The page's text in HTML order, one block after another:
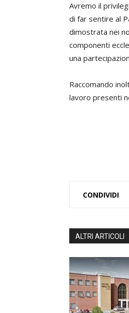
Avremo il
di far sentire al
dimostrata nei
componenti
una
Raccomando
lavoro presenti
CONDIVIDI
ALTRI ARTICOLI